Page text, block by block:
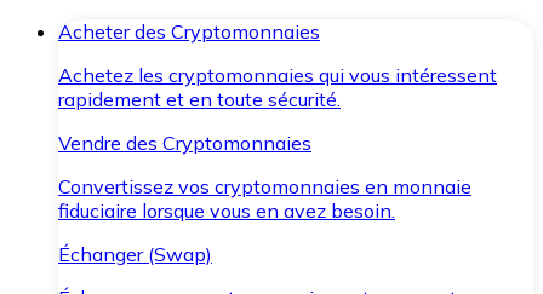
Acheter des Cryptomonnaies
Achetez les cryptomonnaies qui vous intéressent
rapidement et en toute sécurité.
Vendre des Cryptomonnaies
Convertissez vos cryptomonnaies en monnaie
fiduciaire lorsque vous en avez besoin.
Échanger (Swap)